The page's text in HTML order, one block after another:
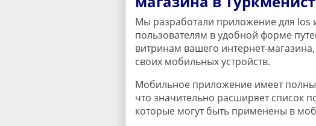
Мы разработали приложение для Ios
пользователям в удобной форме
витринам вашего интернет-
своих мобильных устройств.
Мобильное приложение имеет
что значительно расширяет список
которые могут быть применены в